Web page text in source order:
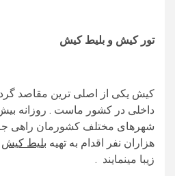
تور کیش و بلیط کیش
کیش یکی از اصلی ترین مقاصد
داخلی در کشور ماست . روزانه بیش
شهرهای مختلف کشورمان راهی
هزاران نفر اقدام به تهیه بلیط کیش
زیبا مینمایند .